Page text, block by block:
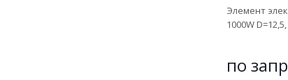
Элемент
1000W
по запр